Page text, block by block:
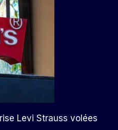
Levi Strauss volées